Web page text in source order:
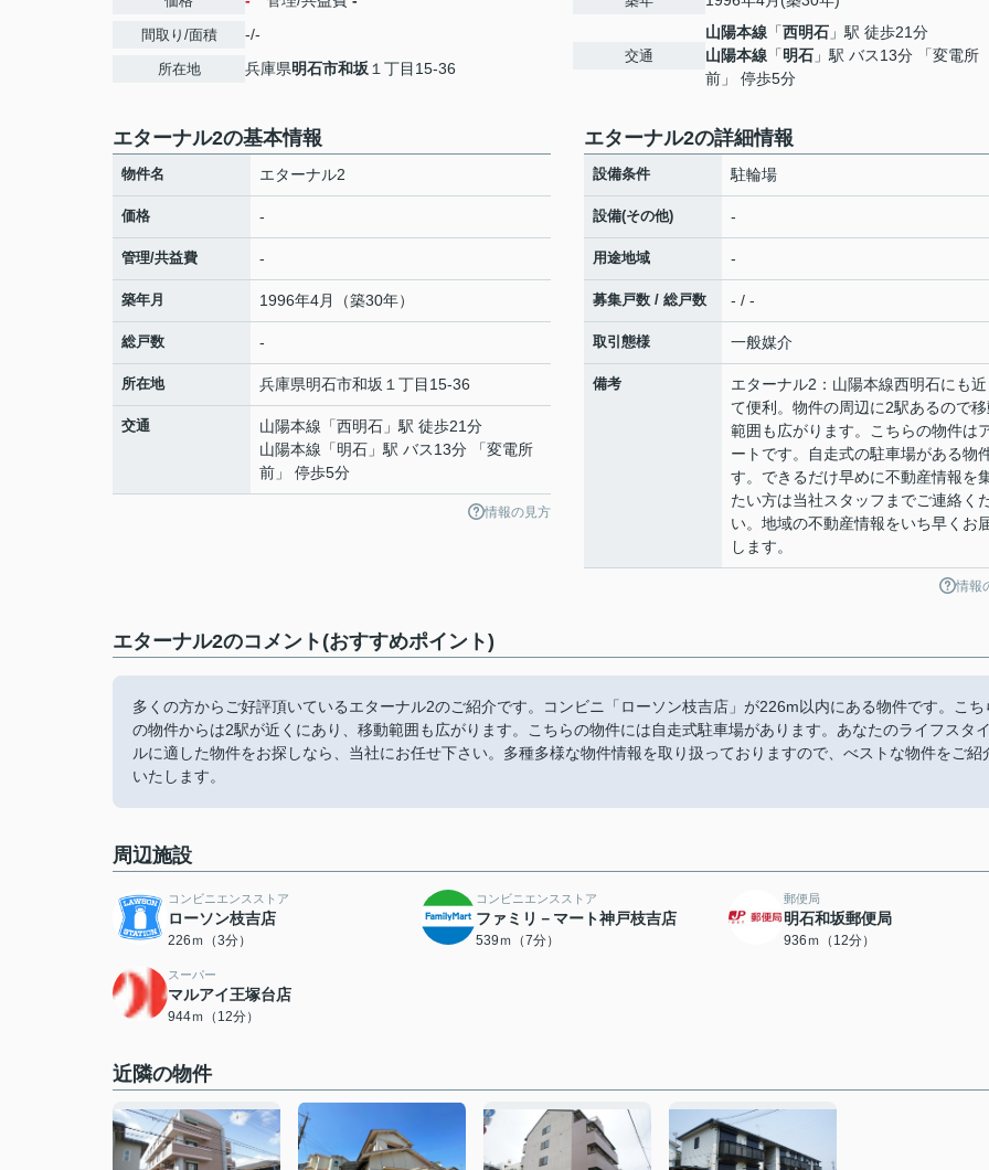
間取り/面積 -/-
所在地 兵庫県明石市和坂 １丁目15-36
交通
山陽本線 「西明石 」駅 徒歩21分
山陽本線 「明石 」駅 バス13分 「変電所
前」 停歩5分
エターナル2の基本情報
物件名 エターナル2
価格 -
管理/共益費 -
築年月 1996年4月（築30年）
総戸数 -
所在地 兵庫県明石市和坂 １丁目15-36
交通 山陽本線 「西明石 」駅 徒歩21分
山陽本線 「明石 」駅 バス13分 「変電所
前」 停歩5分
情報の見方
エターナル2の詳細情報
設備条件 駐輪場
設備(その他) -
用途地域 -
募集戸数 / 総戸数 - / -
取引態様 一般媒介
備考
エターナル2：山陽本線西明石にも近
て便利。物件の周辺に2駅あるので移
範囲も広がります。こちらの物件は
ートです。自走式の駐車場がある物
す。できるだけ早めに不動産情報を
たい方は当社スタッフまでご連絡く
い。地域の不動産情報をいち早くお
します。
情報
エターナル2のコメント(おすすめポイント)
多くの方からご好評頂いているエターナル2のご紹介です。コンビニ「ローソン枝吉店」が226m以内にある物件です。こち
の物件からは2駅が近くにあり、移動範囲も広がります。こちらの物件には自走式駐車場があります。あなたのライフスタイ
ルに適した物件をお探しなら、当社にお任せ下さい。多種多様な物件情報を取り扱っておりますので、べストな物件をご紹
いたします。
周辺施設
コンビニエンスストア
ローソン枝吉店
226ｍ（3分）
コンビニエンスストア
ファミリ－マート神戸枝吉店
539ｍ（7分）
郵便局
明石和坂郵便局
936ｍ（12分）
スーパー
マルアイ王塚台店
944ｍ（12分）
近隣の物件